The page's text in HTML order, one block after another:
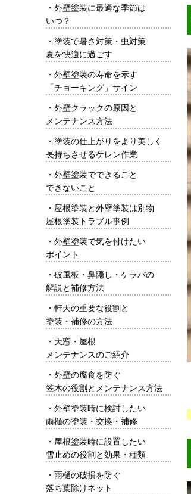
・ 外壁塗装に最適な季節は
いつ？
・ 塗装で暑さ対策・虫対策
夏を快適に過ごす
・ 外壁塗装の寿命を示す
「チョーキング」サイン
・ 外壁クラックの原因と
メンテナンス方法
・ 塗装の仕上がりをより美しく
長持ちさせるケレン作業
・ 外壁塗装でできること
できないこと
・ 屋根塗装と外壁塗装は別物
屋根塗装トラブル事例
・ 外壁塗装で気を付けたい
ポイント
・ 破風板・鼻隠し・ケラバの
解説と補修方法
・ 軒天の重要な役割と
塗装・補修の方法
・ 天窓・屋根
メンテナンスのご紹介
・ 外壁の腐食を防ぐ
笠木の役割とメンテナンス方法
・ 外壁塗装時に検討したい
雨樋の塗装・交換・補修
・ 屋根塗装時に設置したい
雪止めの役割と効果・種類
・ 雨樋の破損を防ぐ
落ち葉除けネット